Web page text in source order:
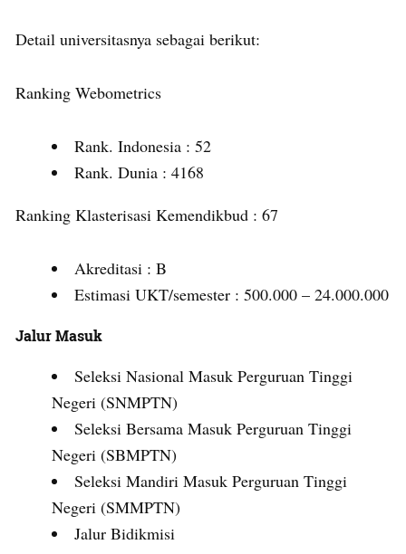
Detail universitasnya sebagai berikut:
Ranking Webometrics
Rank. Indonesia : 52
Rank. Dunia : 4168
Ranking Klasterisasi Kemendikbud : 67
Akreditasi : B
Estimasi UKT/semester : 500.000 – 24.000.000
Jalur Masuk
Seleksi Nasional Masuk Perguruan Tinggi
Negeri (SNMPTN)
Seleksi Bersama Masuk Perguruan Tinggi
Negeri (SBMPTN)
Seleksi Mandiri Masuk Perguruan Tinggi
Negeri (SMMPTN)
Jalur Bidikmisi